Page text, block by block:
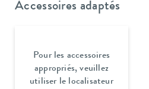
Accessoires adaptés
Pour les accessoires
appropriés, veuillez
utiliser le localisateur